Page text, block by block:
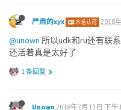
严肃的xyx 木毛认可 2018
@unown 所以udk和ru还有联系
还活着真是太好了
1 条回复
Unown 2018年7月11日 下午